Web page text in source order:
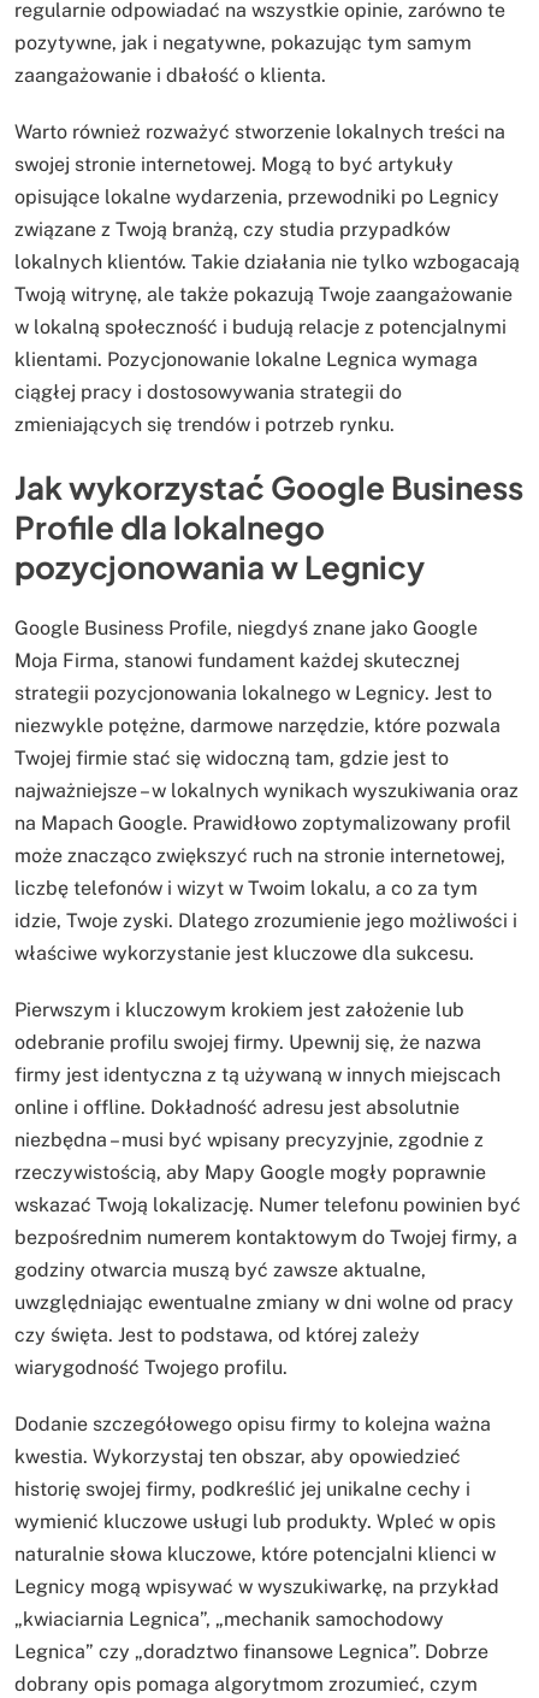
regularnie odpowiadać na wszystkie opinie, zarówno te
pozytywne, jak i negatywne, pokazując tym samym
zaangażowanie i dbałość o klienta.
Warto również rozważyć stworzenie lokalnych treści na
swojej stronie internetowej. Mogą to być artykuły
opisujące lokalne wydarzenia, przewodniki po Legnicy
związane z Twoją branżą, czy studia przypadków
lokalnych klientów. Takie działania nie tylko wzbogacają
Twoją witrynę, ale także pokazują Twoje zaangażowanie
w lokalną społeczność i budują relacje z potencjalnymi
klientami. Pozycjonowanie lokalne Legnica wymaga
ciągłej pracy i dostosowywania strategii do
zmieniających się trendów i potrzeb rynku.
Jak wykorzystać Google Business
Profile dla lokalnego
pozycjonowania w Legnicy
Google Business Profile, niegdyś znane jako Google
Moja Firma, stanowi fundament każdej skutecznej
strategii pozycjonowania lokalnego w Legnicy. Jest to
niezwykle potężne, darmowe narzędzie, które pozwala
Twojej firmie stać się widoczną tam, gdzie jest to
najważniejsze – w lokalnych wynikach wyszukiwania oraz
na Mapach Google. Prawidłowo zoptymalizowany profil
może znacząco zwiększyć ruch na stronie internetowej,
liczbę telefonów i wizyt w Twoim lokalu, a co za tym
idzie, Twoje zyski. Dlatego zrozumienie jego możliwości i
właściwe wykorzystanie jest kluczowe dla sukcesu.
Pierwszym i kluczowym krokiem jest założenie lub
odebranie profilu swojej firmy. Upewnij się, że nazwa
firmy jest identyczna z tą używaną w innych miejscach
online i offline. Dokładność adresu jest absolutnie
niezbędna – musi być wpisany precyzyjnie, zgodnie z
rzeczywistością, aby Mapy Google mogły poprawnie
wskazać Twoją lokalizację. Numer telefonu powinien być
bezpośrednim numerem kontaktowym do Twojej firmy, a
godziny otwarcia muszą być zawsze aktualne,
uwzględniając ewentualne zmiany w dni wolne od pracy
czy święta. Jest to podstawa, od której zależy
wiarygodność Twojego profilu.
Dodanie szczegółowego opisu firmy to kolejna ważna
kwestia. Wykorzystaj ten obszar, aby opowiedzieć
historię swojej firmy, podkreślić jej unikalne cechy i
wymienić kluczowe usługi lub produkty. Wpleć w opis
naturalnie słowa kluczowe, które potencjalni klienci w
Legnicy mogą wpisywać w wyszukiwarkę, na przykład
„kwiaciarnia Legnica”, „mechanik samochodowy
Legnica” czy „doradztwo finansowe Legnica”. Dobrze
dobrany opis pomaga algorytmom zrozumieć, czym